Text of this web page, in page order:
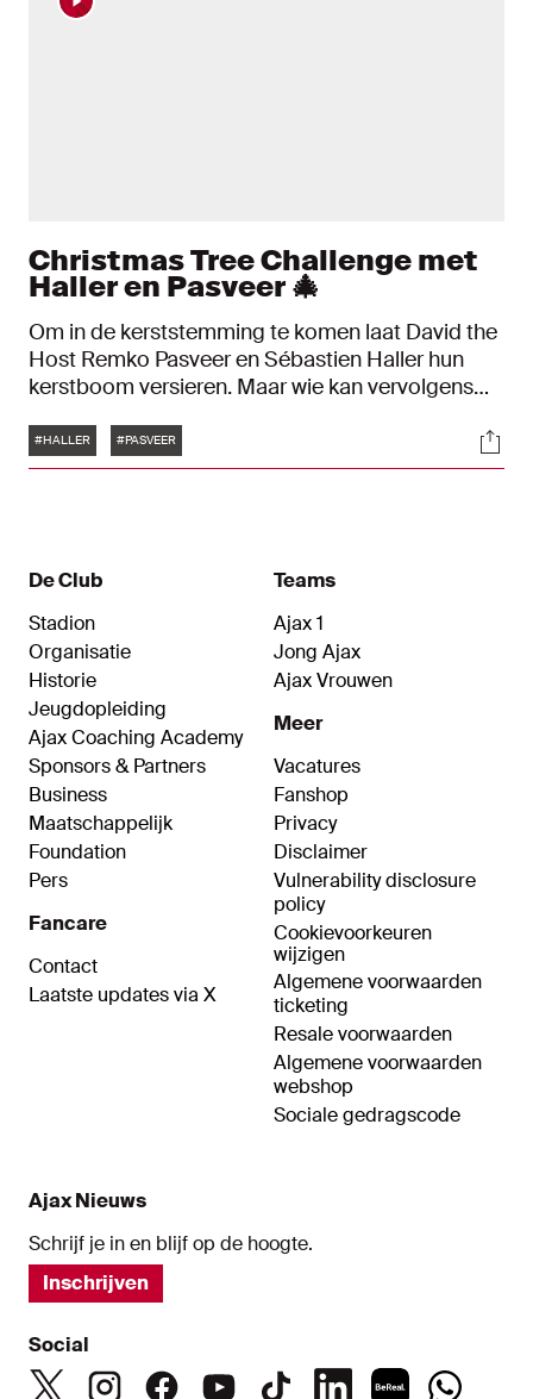
Christmas Tree Challenge met
Haller en Pasveer 🎄
Om in de kerststemming te komen laat David the
Host Remko Pasveer en Sébastien Haller hun
kerstboom versieren. Maar wie kan vervolgens
een voetbal?
Tags
#HALLER #PASVEER
De Club
Stadion
Organisatie
Historie
Jeugdopleiding
Ajax Coaching Academy
Sponsors & Partners
Business
Maatschappelijk
Foundation
Pers
Fancare
Contact
Laatste updates via X
Teams
Ajax 1
Jong Ajax
Ajax Vrouwen
Meer
Vacatures
Fanshop
Privacy
Disclaimer
Vulnerability disclosure
policy
Cookievoorkeuren
wijzigen
Algemene voorwaarden
ticketing
Resale voorwaarden
Algemene voorwaarden
webshop
Sociale gedragscode
Ajax Nieuws
Schrijf je in en blijf op de hoogte.
Inschrijven
Social